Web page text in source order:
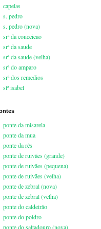
capelas
s. pedro
s. pedro (nova)
srª da conceicao
srª da saude
srª da saude (velha)
srª do amparo
srª dos remedios
stª isabel
ponte da misarela
ponte da mua
ponte da rês
ponte de ruivães (grande)
ponte de ruivães (pequena)
ponte de ruivães (velha)
ponte de zebral (nova)
ponte de zebral (velha)
ponte do caldeirão
ponte do poldro
ponte do saltadouro (nova)